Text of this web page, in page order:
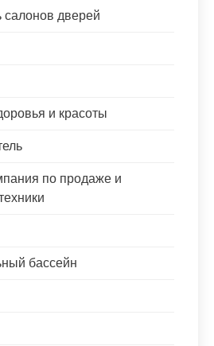
дверей
и красоты
по продаже и
бассейн